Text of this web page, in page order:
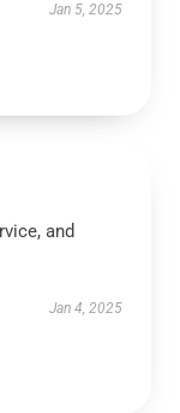
Jan 5, 2025
and
Jan 4, 2025